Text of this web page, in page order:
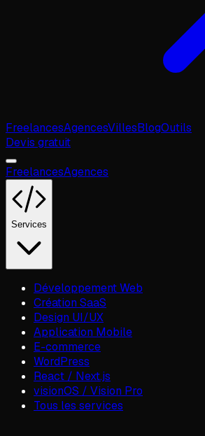
FreelancesAgencesVillesBlogOutils
Devis gratuit
FreelancesAgences
Services
Développement Web
Création SaaS
Design UI/UX
Application Mobile
E-commerce
WordPress
React / Next.js
visionOS / Vision Pro
Tous les services